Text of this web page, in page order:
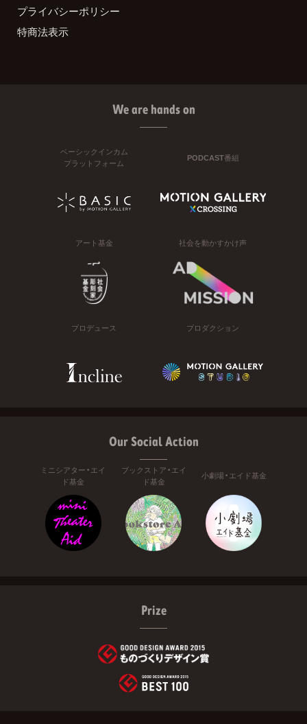
プライバシーポリシー
特商法表示
We are hands on
ベーシックインカム
プラットフォーム
PODCAST番組
アート基金 社会を動かすかけ声
プロデュース プロダクション
Our Social Action
ミニシアター・エイ
ド基金
ブックストア・エイ
ド基金
小劇場・エイド基金
Prize